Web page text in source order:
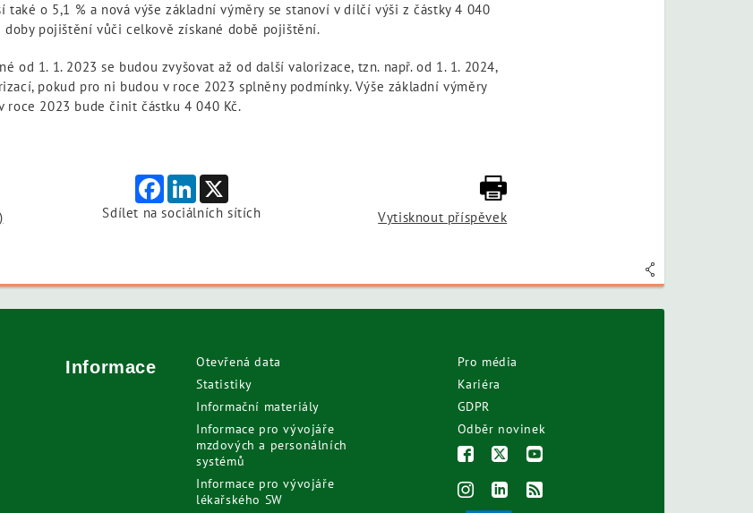
také o 5,1 % a nová výše základní výměry se stanoví v dílčí výši z částky 4 040
doby pojištění vůči celkově získané době pojištění.
od 1. 1. 2023 se budou zvyšovat až od další valorizace, tzn. např. od 1. 1. 2024,
pokud pro ni budou v roce 2023 splněny podmínky. Výše základní výměry
roce 2023 bude činit částku 4 040 Kč.
Facebook
LinkedIn
X
Sdílet na sociálních sítích
Vytisknout příspěvek
Informace
Otevřená data
Statistiky
Informační materiály
Informace pro vývojáře
mzdových a personálních
systémů
Informace pro vývojáře
lékařského SW
Pro média
Kariéra
GDPR
Odběr novinek